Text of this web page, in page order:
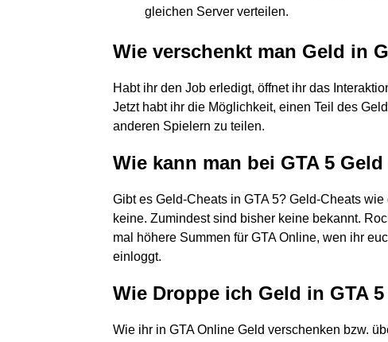
gleichen Server verteilen.
Wie verschenkt man Geld in
Habt ihr den Job erledigt, öffnet ihr das
Jetzt habt ihr die Möglichkeit, einen Teil des
anderen Spielern zu teilen.
Wie kann man bei GTA 5
Gibt es Geld-Cheats in GTA 5? Geld-Cheats
keine. Zumindest sind bisher keine bekannt.
mal höhere Summen für GTA Online, wen ihr
einloggt.
Wie Droppe ich Geld in GTA
Wie ihr in GTA Online Geld verschenken bzw.